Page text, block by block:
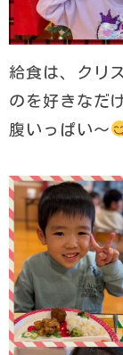
給食は、クリ
のを好きなだ
腹いっぱい〜